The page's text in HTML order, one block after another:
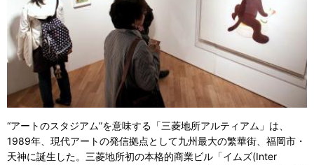
“アートのスタジアム”を意味する「三菱地所アルティアム」は、
1989年、現代アートの発信拠点として九州最大の繁華街、福岡市・
天神に誕生した。三菱地所初の本格的商業ビル「イムズ(Inter